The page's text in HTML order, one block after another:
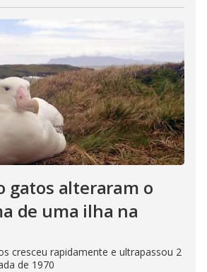
gatos alteraram o
de uma ilha na
cresceu rapidamente e ultrapassou 2
de 1970